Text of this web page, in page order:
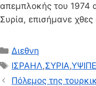
απεμπλοκής του 1974
Συρία, επισήμανε
Κατηγορίες
Διεθνη
Ετικέτες
ΙΣΡΑΗΛ,ΣΥΡΙΑ,
Πόλεμος της